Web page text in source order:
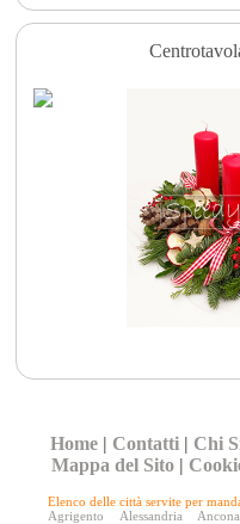
Home | Contatti | Chi
Mappa del Sito |
Elenco delle città servite per
Agrigento
Alessandria Ancona